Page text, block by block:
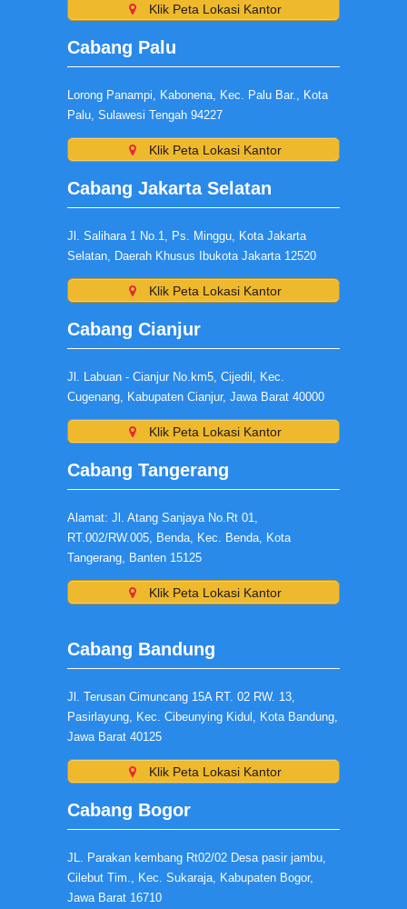
Klik Peta Lokasi Kantor
Cabang Palu
Lorong Panampi, Kabonena, Kec. Palu Bar., Kota
Palu, Sulawesi Tengah 94227
Klik Peta Lokasi Kantor
Cabang Jakarta Selatan
Jl. Salihara 1 No.1, Ps. Minggu, Kota Jakarta
Selatan, Daerah Khusus Ibukota Jakarta 12520
Klik Peta Lokasi Kantor
Cabang Cianjur
Jl. Labuan - Cianjur No.km5, Cijedil, Kec.
Cugenang, Kabupaten Cianjur, Jawa Barat 40000
Klik Peta Lokasi Kantor
Cabang Tangerang
Alamat: Jl. Atang Sanjaya No.Rt 01,
RT.002/RW.005, Benda, Kec. Benda, Kota
Tangerang, Banten 15125
Klik Peta Lokasi Kantor
Cabang Bandung
Jl. Terusan Cimuncang 15A RT. 02 RW. 13,
Pasirlayung, Kec. Cibeunying Kidul, Kota Bandung,
Jawa Barat 40125
Klik Peta Lokasi Kantor
Cabang Bogor
JL. Parakan kembang Rt02/02 Desa pasir jambu,
Cilebut Tim., Kec. Sukaraja, Kabupaten Bogor,
Jawa Barat 16710